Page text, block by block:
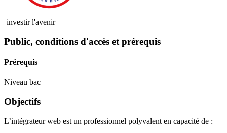
investir l'avenir
Public, conditions d'accès et prérequis
Prérequis
Niveau bac
Objectifs
L’intégrateur web est un professionnel polyvalent en capacité de :